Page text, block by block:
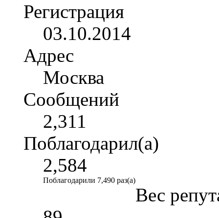
Регистрация
03.10.2014
Адрес
Москва
Сообщений
2,311
Поблагодарил(а)
2,584
Поблагодарили 7,490 раз(а)
Вес